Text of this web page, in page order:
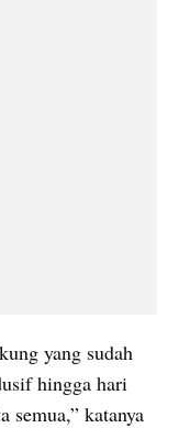
yang sudah
hingga hari
semua,” katanya